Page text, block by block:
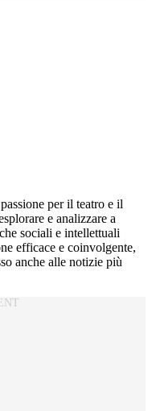
per il teatro e il
e analizzare a
sociali e intellettuali
efficace e coinvolgente,
anche alle notizie più